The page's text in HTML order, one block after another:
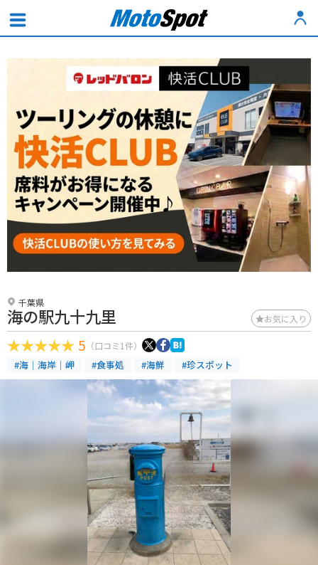
千葉県
海の駅九十九里 お気に入り
5 （口コミ1件）
#海｜海岸｜岬 #食事処 #海鮮 #珍スポット